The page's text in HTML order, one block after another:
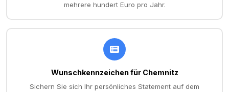
mehrere hundert Euro pro Jahr.
Wunschkennzeichen für Chemnitz
Sichern Sie sich Ihr persönliches Statement auf dem